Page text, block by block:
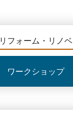
リフォーム・リノベ
ワークショップ